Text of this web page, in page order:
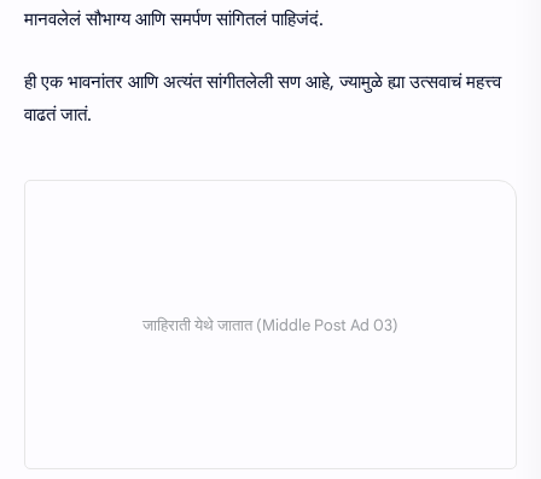
मानवलेलं सौभाग्य आणि समर्पण सांगितलं पाहिजंदं.
ही एक भावनांतर आणि अत्यंत सांगीतलेली सण आहे, ज्यामुळे ह्या उत्सवाचं महत्त्व
वाढतं जातं.